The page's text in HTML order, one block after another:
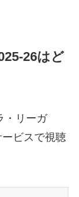
26はど
・リーガ
ビスで視聴